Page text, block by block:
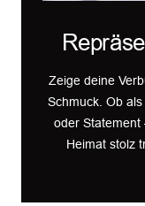
Zeige deine
Schmuck. Ob
oder Statement
Heimat stolz